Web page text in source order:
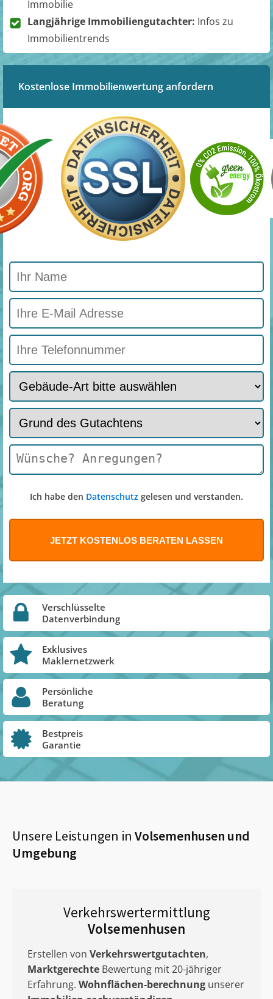
Immobilie
Langjährige Immobiliengutachter: Infos zu
Immobilientrends
Kostenlose Immobilienwertung anfordern
Ich habe den Datenschutz gelesen und verstanden.
Verschlüsselte
Datenverbindung
Exklusives
Maklernetzwerk
Persönliche
Beratung
Bestpreis
Garantie
Unsere Leistungen in Volsemenhusen und
Umgebung
Verkehrswertermittlung
Volsemenhusen
Erstellen von Verkehrswertgutachten,
Marktgerechte Bewertung mit 20-jähriger
Erfahrung. Wohnflächen-berechnung unserer